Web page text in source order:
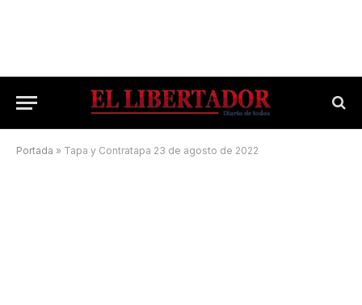
Portada » Tapa y Contratapa 23 de agosto de 2022